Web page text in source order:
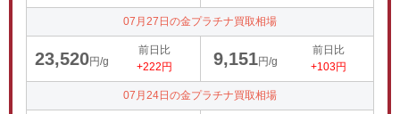
07月27日の金プラチナ買取相場
23,520円/g
前日比
+222円
9,151円/g
前日比
+103円
07月24日の金プラチナ買取相場